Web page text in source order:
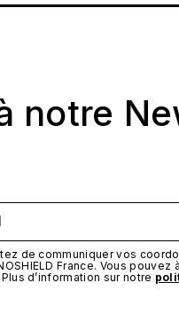
notre
de communiquer vos
France. Vous
d’information sur notre